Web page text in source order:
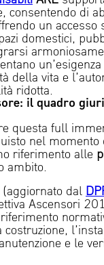
consentendo di
un accesso
domestici,
della vita e
ridotta.
il quadro
questa full
nel momento
riferimento alle
ambito.
(aggiornato dal
Ascensori
costruzione,
e le